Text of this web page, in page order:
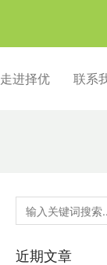
走进择优 联系
近期文章